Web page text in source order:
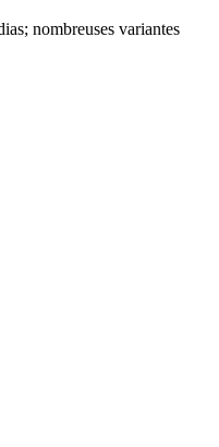
nombreuses variantes